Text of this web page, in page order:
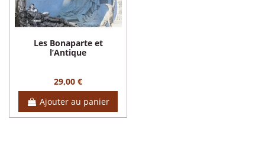
Les Bonaparte et
l’Antique
29,00 €
Ajouter au panier